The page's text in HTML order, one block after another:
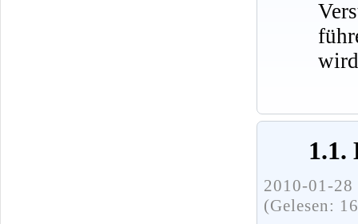
1.1.
2010-01-
(Gelesen: